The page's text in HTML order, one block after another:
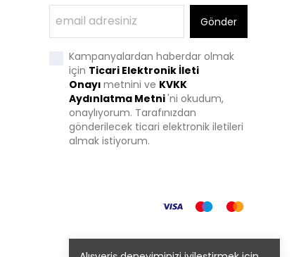
Gönder
Kampanyalardan haberdar olmak
için Ticari Elektronik İleti
Onayı metnini ve KVKK
Aydınlatma Metni'ni okudum,
onaylıyorum. Tarafınızdan
gönderilecek ticari elektronik iletileri
almak istiyorum.